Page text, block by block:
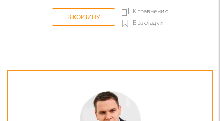
В КОРЗИНУ
К сравнению
В закладки